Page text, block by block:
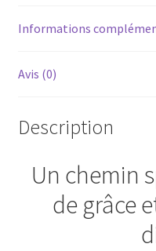
Informations
Avis (0)
Description
Un chemin
de grâce